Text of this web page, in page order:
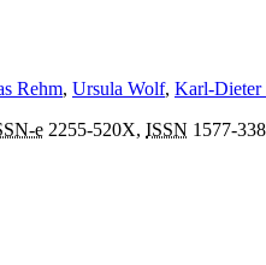
Rehm, Ursula Wolf, Karl-Dieter
e 2255-520X, ISSN 1577-